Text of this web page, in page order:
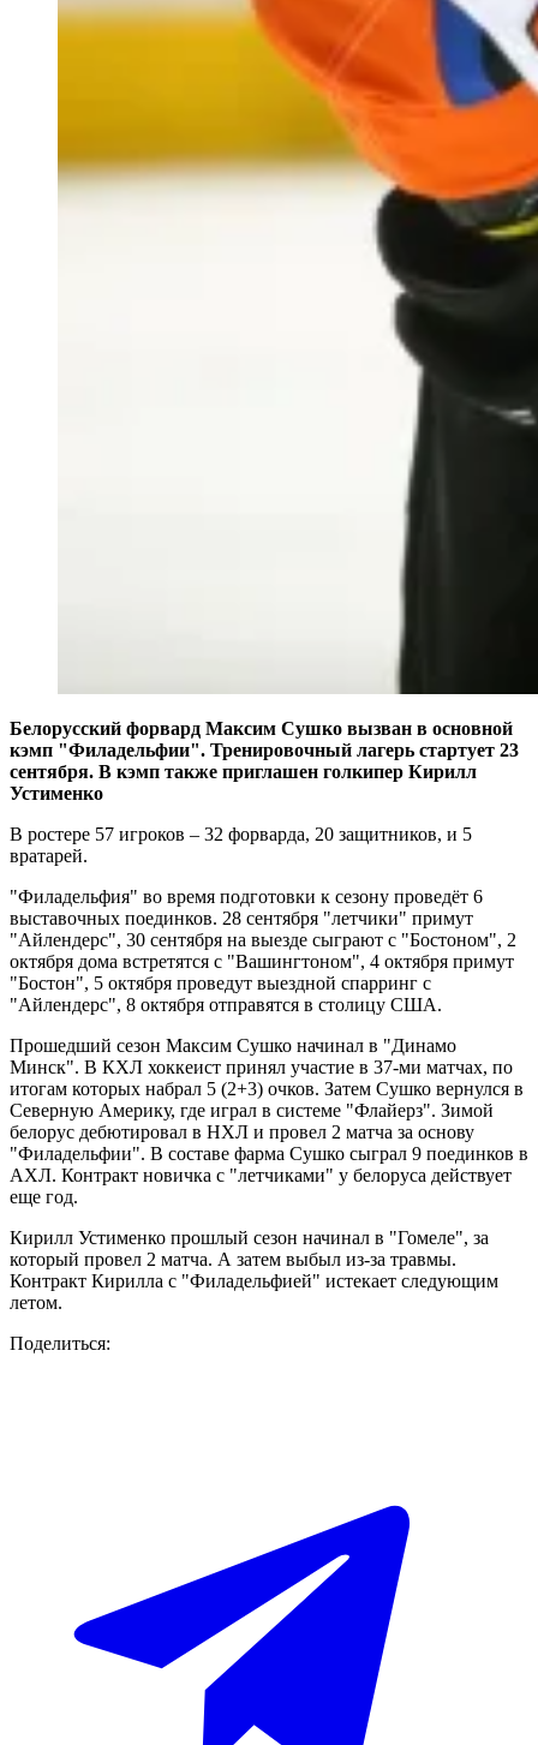
Белорусский форвард Максим Сушко вызван в основной
кэмп "Филадельфии". Тренировочный лагерь стартует 23
сентября. В кэмп также приглашен голкипер Кирилл
Устименко
В ростере 57 игроков – 32 форварда, 20 защитников, и 5
вратарей.
"Филадельфия" во время подготовки к сезону проведёт 6
выставочных поединков. 28 сентября "летчики" примут
"Айлендерс", 30 сентября на выезде сыграют с "Бостоном", 2
октября дома встретятся с "Вашингтоном", 4 октября примут
"Бостон", 5 октября проведут выездной спарринг с
"Айлендерс", 8 октября отправятся в столицу США.
Прошедший сезон Максим Cушко начинал в "Динамо
Минск". В КХЛ хоккеист принял участие в 37-ми матчах, по
итогам которых набрал 5 (2+3) очков. Затем Сушко вернулся в
Северную Америку, где играл в системе "Флайерз". Зимой
белорус дебютировал в НХЛ и провел 2 матча за основу
"Филадельфии". В составе фарма Сушко сыграл 9 поединков в
АХЛ. Контракт новичка с "летчиками" у белоруса действует
еще год.
Кирилл Устименко прошлый сезон начинал в "Гомеле", за
который провел 2 матча. А затем выбыл из-за травмы.
Контракт Кирилла с "Филадельфией" истекает следующим
летом.
Поделиться: